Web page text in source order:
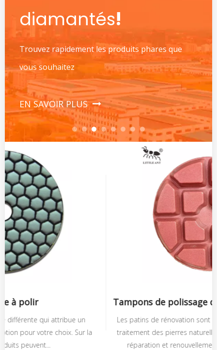
diamantés!
Trouvez rapidement les produits phares que
vous souhaitez
EN SAVOIR PLUS
Tampons de polissage de sol en résine
Les patins de rénovation sont spécialement utilisés pour le
traitement des pierres naturelles, ainsi que pour l'entretien,
réparation et renouvellement de pierres décoratives.